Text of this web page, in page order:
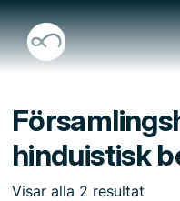
hinduistisk
Visar alla 2 resultat